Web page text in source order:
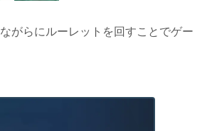
がらにルーレットを回すことでゲー